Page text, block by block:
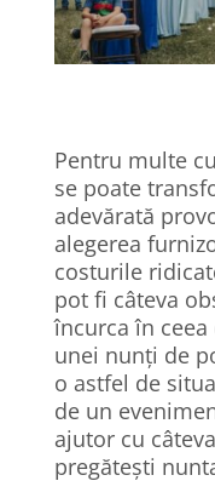
Pentru multe
se poate
adevărată
alegerea
costurile
pot fi câteva
încurca în ceea
unei nunți de
o astfel de
de un
ajutor cu
pregătești